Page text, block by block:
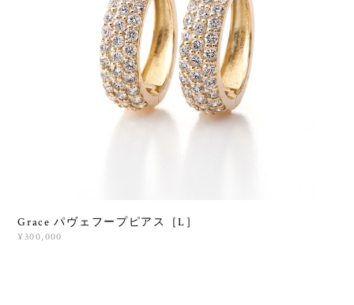
Grace パヴェフープピアス［L］
¥300,000